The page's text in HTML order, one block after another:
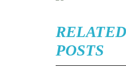
RELATED
POSTS